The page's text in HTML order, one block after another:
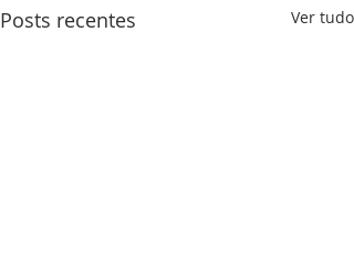
Posts recentes Ver tudo